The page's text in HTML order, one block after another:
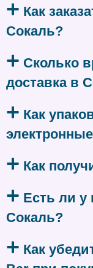
Как
Сокаль?
Сколько
доставка в
Как
Как
Есть ли у
Сокаль?
Как